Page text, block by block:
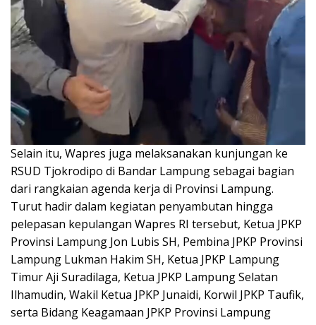
Selain itu, Wapres juga melaksanakan kunjungan ke
RSUD Tjokrodipo di Bandar Lampung sebagai bagian
dari rangkaian agenda kerja di Provinsi Lampung.
Turut hadir dalam kegiatan penyambutan hingga
pelepasan kepulangan Wapres RI tersebut, Ketua JPKP
Provinsi Lampung Jon Lubis SH, Pembina JPKP Provinsi
Lampung Lukman Hakim SH, Ketua JPKP Lampung
Timur Aji Suradilaga, Ketua JPKP Lampung Selatan
Ilhamudin, Wakil Ketua JPKP Junaidi, Korwil JPKP Taufik,
serta Bidang Keagamaan JPKP Provinsi Lampung